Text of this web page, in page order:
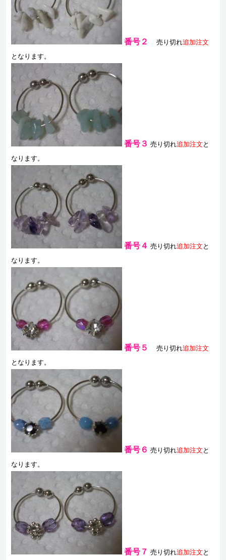
番号２売り切れ追加注文
となります。
番号３売り切れ追加注文 と
なります。
番号４売り切れ追加注文 と
なります。
番号５売り切れ追加注文
となります。
番号６売り切れ追加注文 と
なります。
番号７売り切れ追加注文 と